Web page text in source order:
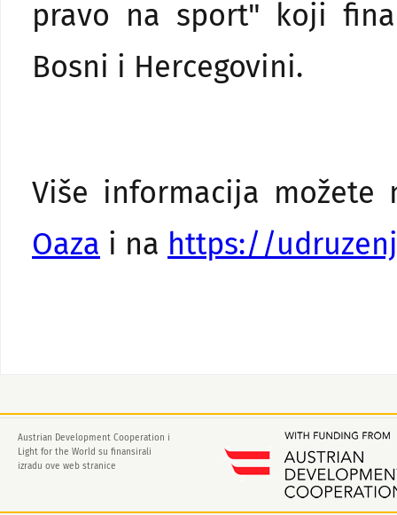
pravo na sport" koji
Bosni i Hercegovini.
Više informacija
Oaza i na https://
Austrian Development Cooperation i
Light for the World su finansirali
izradu ove web stranice